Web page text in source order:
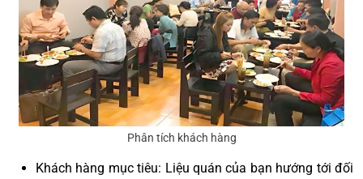
Phân tích khách hàng
Khách hàng mục tiêu: Liệu quán của bạn hướng tới đối